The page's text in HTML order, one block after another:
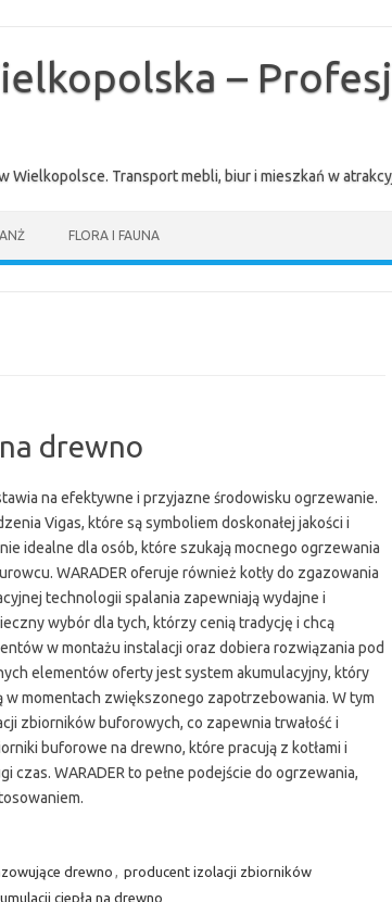
–
Transport mebli, biur i mieszkań w
FLORA I FAUNA
drewno
na efektywne i przyjazne środowisku ogrzewanie.
Vigas, które są symboliem doskonałej jakości i
idealne dla osób, które szukają mocnego ogrzewania
WARADER oferuje również kotły do zgazowania
technologii spalania zapewniają wydajne i
wybór dla tych, którzy cenią tradycję i chcą
w montażu instalacji oraz dobiera rozwiązania pod
elementów oferty jest system akumulacyjny, który
momentach zwiększonego zapotrzebowania. W tym
zbiorników buforowych, co zapewnia trwałość i
buforowe na drewno, które pracują z kotłami i
WARADER to pełne podejście do ogrzewania,
drewno , producent izolacji zbiorników
ciepła na drewno